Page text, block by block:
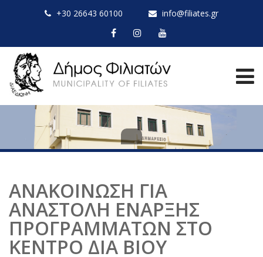
+30 26643 60100 info@filiates.gr
ΑΝΑΚΟΙΝΩΣΗ ΓΙΑ
ΑΝΑΣΤΟΛΗ ΕΝΑΡΞΗΣ
ΠΡΟΓΡΑΜΜΑΤΩΝ ΣΤΟ
ΚΕΝΤΡΟ ΔΙΑ ΒΙΟΥ